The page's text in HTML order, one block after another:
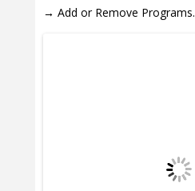
→ Add or Remove Programs.